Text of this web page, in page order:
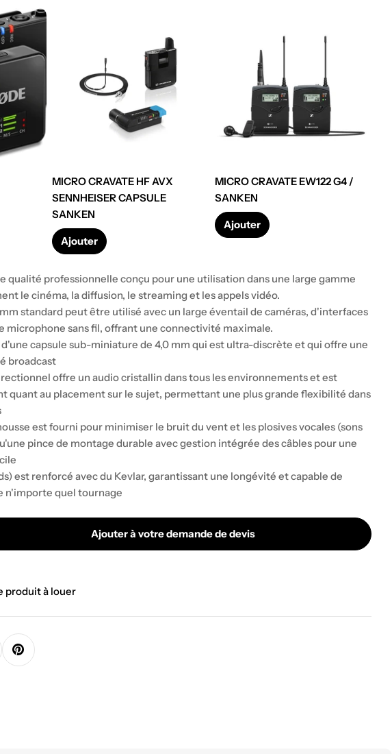
MICRO CRAVATE HF AVX
SENNHEISER CAPSULE
SANKEN
Prix
​​
Ajouter
MICRO CRAVATE EW122 G4 /
SANKEN
Prix
Ajouter
qualité professionnelle conçu pour une utilisation dans une large gamme
le cinéma, la diffusion, le streaming et les appels vidéo.
standard peut être utilisé avec un large éventail de caméras, d'interfaces
microphone sans fil, offrant une connectivité maximale.
capsule sub-miniature de 4,0 mm qui est ultra-discrète et qui offre une
broadcast
offre un audio cristallin dans tous les environnements et est
quant au placement sur le sujet, permettant une plus grande flexibilité dans
est fourni pour minimiser le bruit du vent et les plosives vocales (sons
pince de montage durable avec gestion intégrée des câbles pour une
est renforcé avec du Kevlar, garantissant une longévité et capable de
n'importe quel tournage
pour CAPSULE CRAVATE RODE GO BLANCHE
la quantité pour CAPSULE CRAVATE RODE GO BLANCHE
Ajouter à votre demande de devis
produit à louer